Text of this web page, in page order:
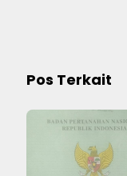
Pos Terkait